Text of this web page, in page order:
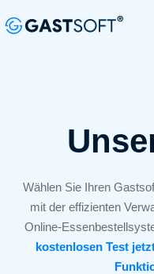
Wählen Sie Ihren
mit der effizienten
Online-
kostenlosen Test